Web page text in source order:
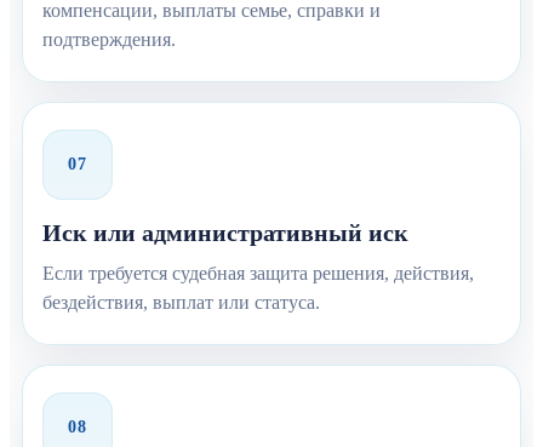
компенсации, выплаты семье, справки и
подтверждения.
07
Иск или административный иск
Если требуется судебная защита решения, действия,
бездействия, выплат или статуса.
08